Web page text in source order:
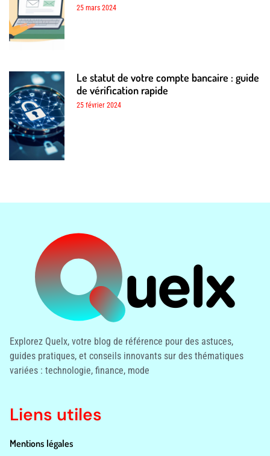
25 mars 2024
Le statut de votre compte bancaire : guide
de vérification rapide
25 février 2024
Explorez Quelx, votre blog de référence pour des astuces,
guides pratiques, et conseils innovants sur des thématiques
variées : technologie, finance, mode
Liens utiles
Mentions légales